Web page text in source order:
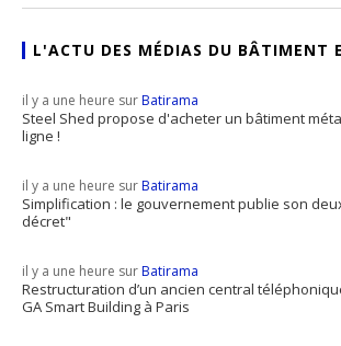
L'ACTU DES MÉDIAS DU BÂTIMENT
il y a une heure surBatirama
Steel Shed propose d'acheter un bâtiment
ligne !
il y a une heure surBatirama
Simplification : le gouvernement publie son
décret"
il y a une heure surBatirama
Restructuration d’un ancien central
GA Smart Building à Paris